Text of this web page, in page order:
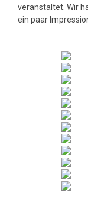
veranstaltet. Wir
ein paar